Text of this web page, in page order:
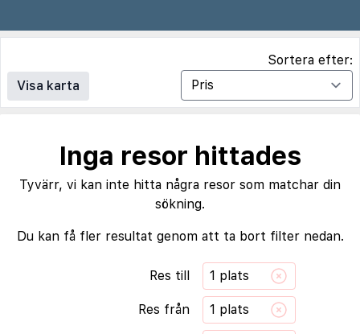
Visa karta
Sortera efter:
Inga resor hittades
Tyvärr, vi kan inte hitta några resor som matchar din
sökning.
Du kan få fler resultat genom att ta bort filter nedan.
Res till 1 plats
Res från 1 plats